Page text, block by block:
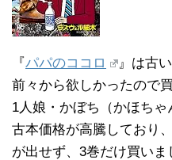
『パパのココロ
』は古
前々から欲しかったので
1人娘・かぼち（かほちゃ
古本価格が高騰しており
が出せず、3巻だけ買いま